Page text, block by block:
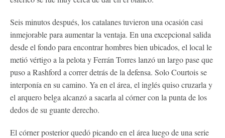
Seis minutos después, los catalanes tuvieron una ocasión casi
inmejorable para aumentar la ventaja. En una excepcional salida
desde el fondo para encontrar hombres bien ubicados, el local le
metió vértigo a la pelota y Ferrán Torres lanzó un largo pase que
puso a Rashford a correr detrás de la defensa. Solo Courtois se
interponía en su camino. Ya en el área, el inglés quiso cruzarla y
el arquero belga alcanzó a sacarla al córner con la punta de los
dedos de su guante derecho.
El córner posterior quedó picando en el área luego de una serie